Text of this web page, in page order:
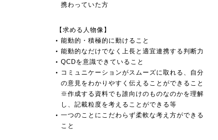
携わっていた方
【求める人物像】
能動的・積極的に動けること
能動的なだけでなく上長と適宜連携する判断力
QCDを意識できていること
コミュニケーションがスムーズに取れる、自分
の意見をわかりやすく伝えることができること
※作成する資料でも誰向けのものなのかを理解
し、記載粒度を考えることができる等
一つのことにこだわらず柔軟な考え方ができる
こと